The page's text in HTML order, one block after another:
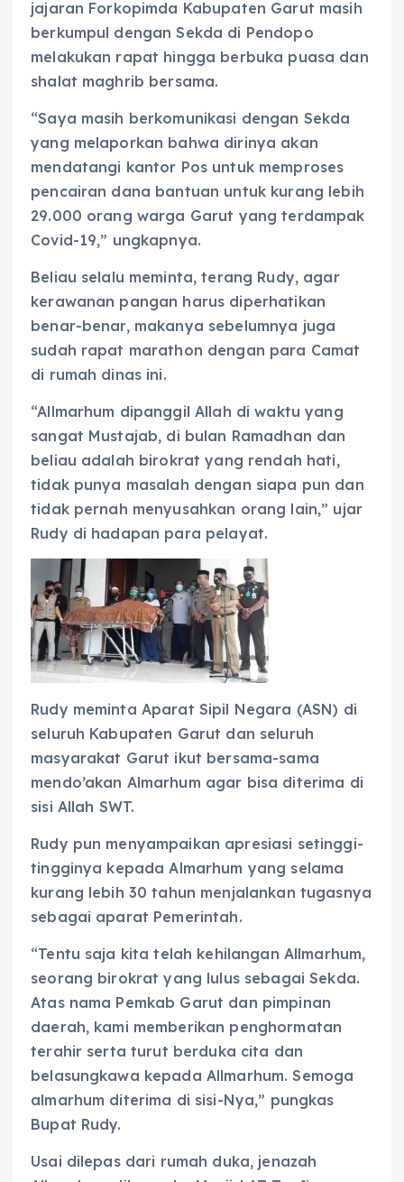
jajaran Forkopimda Kabupaten Garut masih
berkumpul dengan Sekda di Pendopo
melakukan rapat hingga berbuka puasa dan
shalat maghrib bersama.
“Saya masih berkomunikasi dengan Sekda
yang melaporkan bahwa dirinya akan
mendatangi kantor Pos untuk memproses
pencairan dana bantuan untuk kurang lebih
29.000 orang warga Garut yang terdampak
Covid-19,” ungkapnya.
Beliau selalu meminta, terang Rudy, agar
kerawanan pangan harus diperhatikan
benar-benar, makanya sebelumnya juga
sudah rapat marathon dengan para Camat
di rumah dinas ini.
“Allmarhum dipanggil Allah di waktu yang
sangat Mustajab, di bulan Ramadhan dan
beliau adalah birokrat yang rendah hati,
tidak punya masalah dengan siapa pun dan
tidak pernah menyusahkan orang lain,” ujar
Rudy di hadapan para pelayat.
Rudy meminta Aparat Sipil Negara (ASN) di
seluruh Kabupaten Garut dan seluruh
masyarakat Garut ikut bersama-sama
mendo’akan Almarhum agar bisa diterima di
sisi Allah SWT.
Rudy pun menyampaikan apresiasi setinggi-
tingginya kepada Almarhum yang selama
kurang lebih 30 tahun menjalankan tugasnya
sebagai aparat Pemerintah.
“Tentu saja kita telah kehilangan Allmarhum,
seorang birokrat yang lulus sebagai Sekda.
Atas nama Pemkab Garut dan pimpinan
daerah, kami memberikan penghormatan
terahir serta turut berduka cita dan
belasungkawa kepada Allmarhum. Semoga
almarhum diterima di sisi-Nya,” pungkas
Bupat Rudy.
Usai dilepas dari rumah duka, jenazah